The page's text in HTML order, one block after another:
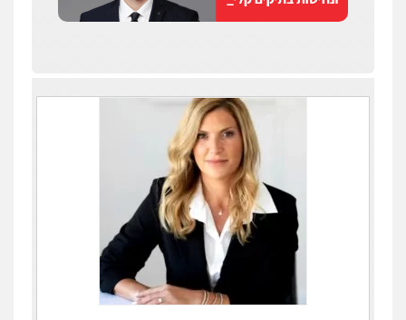
משפט פלילי ייצוג שוטרים וסוהרים חיילים
ועדות חקירה
0546312410
עו"ד מאור שגב
פלילי פשיעה חמורה מעצרים וחקירות
0546680127
עו"ד שנהב אילון
פשיעה חמורה חקירות ומעצרים